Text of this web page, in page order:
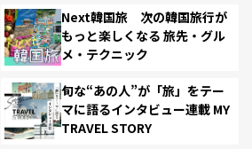
Next韓国旅 次の韓国旅行が
もっと楽しくなる 旅先・グル
メ・テクニック
旬な“あの人”が「旅」をテー
マに語るインタビュー連載 MY
TRAVEL STORY